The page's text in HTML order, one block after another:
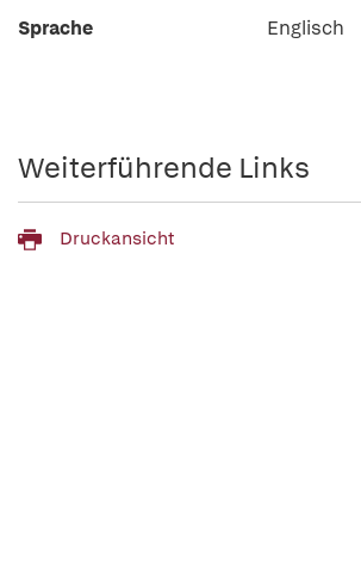
Sprache
Englisch
Weiterführende Links
Druckansicht